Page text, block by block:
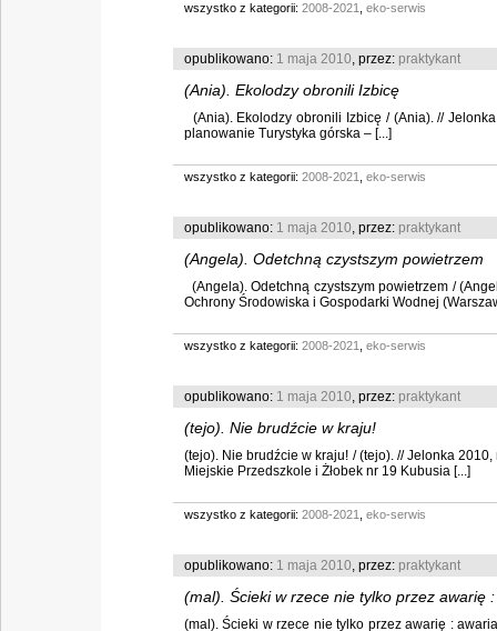
wszystko z kategorii: 2008-2021 eko-serwis
opublikowano: 1 maja 2010, przez: praktykant
(Ania). Ekolodzy obronili Izbicę
(Ania). Ekolodzy obronili Izbicę / (Ania). //
planowanie Turystyka górska – [...]
wszystko z kategorii: 2008-2021 eko-serwis
opublikowano: 1 maja 2010, przez: praktykant
(Angela). Odetchną czystszym powietrzem
(Angela). Odetchną czystszym powietrzem /
Ochrony Środowiska i Gospodarki Wodnej
wszystko z kategorii: 2008-2021 eko-serwis
opublikowano: 1 maja 2010, przez: praktykant
(tejo). Nie brudźcie w kraju!
(tejo). Nie brudźcie w kraju! / (tejo). // Jelonka
Miejskie Przedszkole i Żłobek nr 19 Kubusia [...]
wszystko z kategorii: 2008-2021 eko-serwis
opublikowano: 1 maja 2010, przez: praktykant
(mal). Ścieki w rzece nie tylko przez awarię
(mal). Ścieki w rzece nie tylko przez awarię :